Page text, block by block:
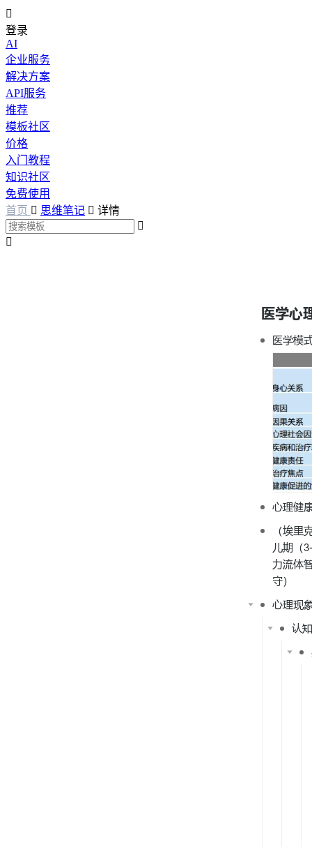

登录
AI
企业服务
解决方案
API服务
推荐
模板社区
价格
入门教程
知识社区
免费使用
首页  思维笔记  详情

